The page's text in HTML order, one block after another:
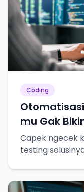
Coding
mu Gak
Capek ngecek
testing